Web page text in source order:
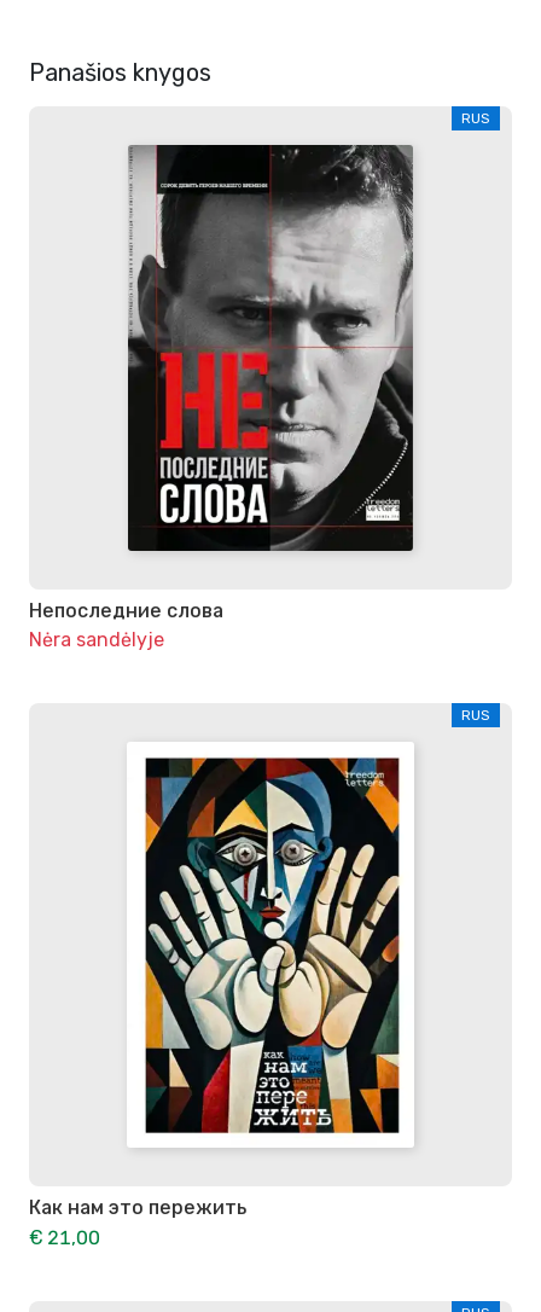
Panašios knygos
RUS
Непоследние слова
Nėra sandėlyje
RUS
Как нам это пережить
€ 21,00